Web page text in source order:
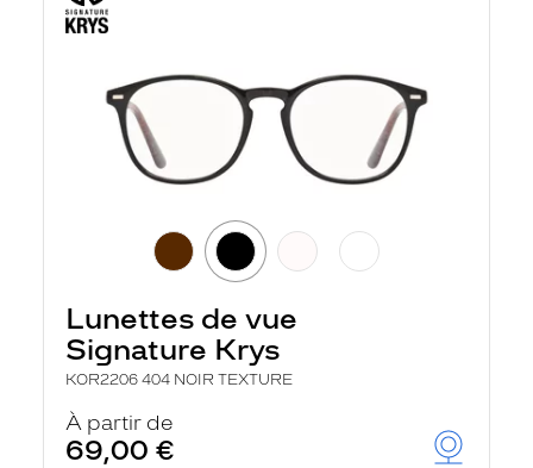
Lunettes de vue
Signature Krys
KOR2206 404 NOIR TEXTURE
À partir de
69,00 €